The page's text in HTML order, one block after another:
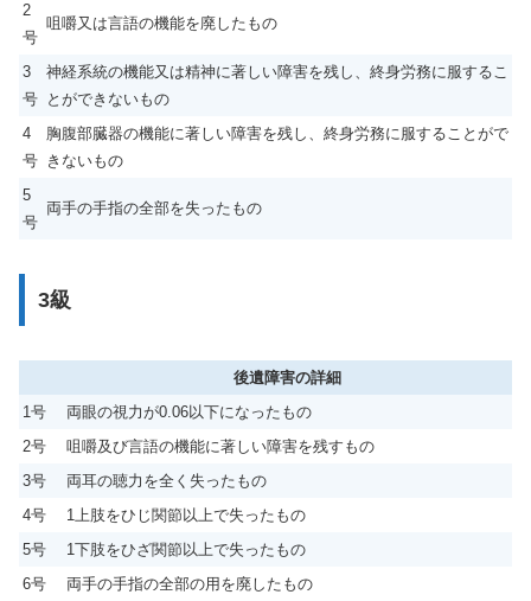
2
号
咀嚼又は言語の機能を廃したもの
3
号
神経系統の機能又は精神に著しい障害を残し、終身労務に服するこ
とができないもの
4
号
胸腹部臓器の機能に著しい障害を残し、終身労務に服することがで
きないもの
5
号
両手の手指の全部を失ったもの
3級
後遺障害の詳細
1号
両眼の視力が0.06以下になったもの
2号
咀嚼及び言語の機能に著しい障害を残すもの
3号
両耳の聴力を全く失ったもの
4号
1上肢をひじ関節以上で失ったもの
5号
1下肢をひざ関節以上で失ったもの
6号
両手の手指の全部の用を廃したもの